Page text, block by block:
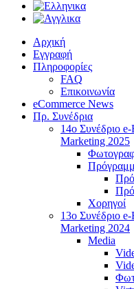
Αρχική
Εγγραφή
Πληροφορίες
FAQ
Επικοινωνία
eCommerce News
Πρ. Συνέδρια
14o Συνέδριο
Marketing 2025
Χορηγοί
13o Συνέδριο
Marketing 2024
Media